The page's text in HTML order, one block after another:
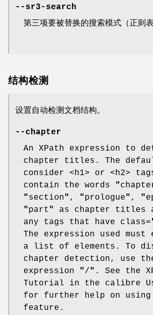
--sr3-search
第三项要被替换的搜索模式（正则
结构检测
设置自动检测文档结构。
--chapter
An XPath expression to
chapter titles. The
consider <h1> or <h2>
contain the words
"
"section" , "prologue" , "
"part "
as chapter titles
any tags that have class=
The expression used
a list of elements. To
chapter detection, use
expression
"/ " . See the
Tutorial in the calibre
for further help on
feature.